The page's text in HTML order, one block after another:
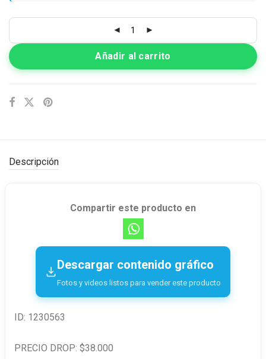
Añadir al carrito
Descripción
Compartir este producto en
Descargar contenido gráfico
Fotos y videos listos para vender este producto
ID: 1230563
PRECIO DROP: $38.000